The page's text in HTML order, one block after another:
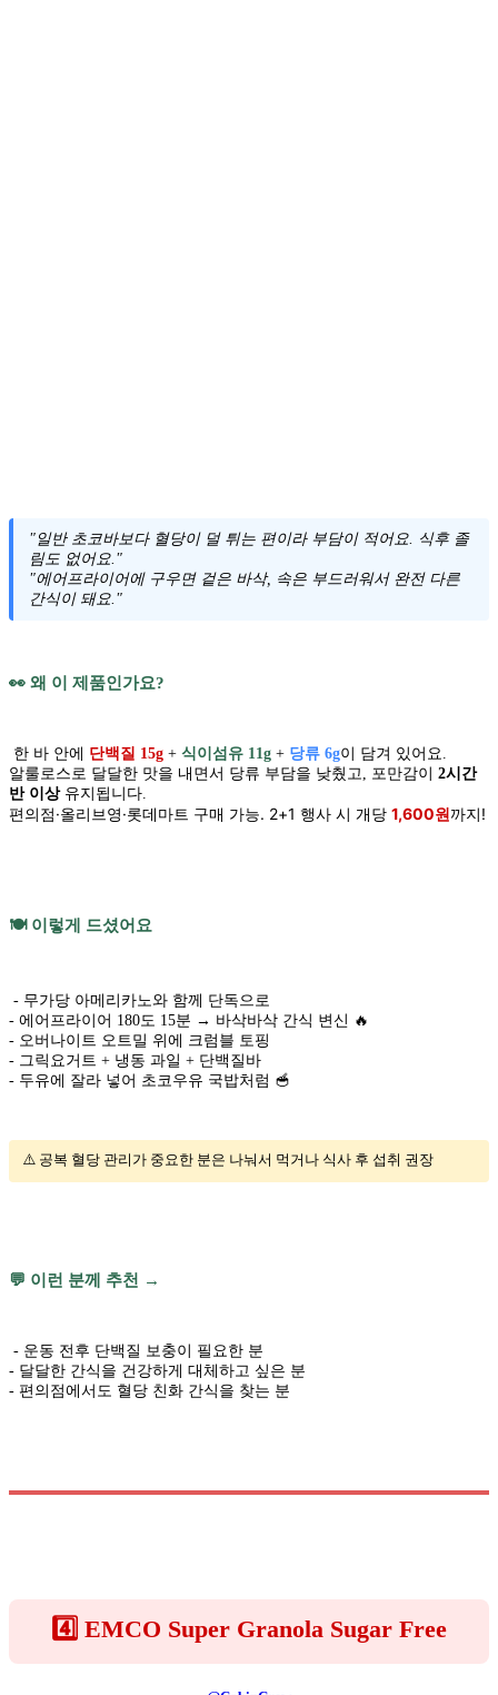
"일반 초코바보다 혈당이 덜 튀는 편이라 부담이 적어요. 식후 졸
림도 없어요."
"에어프라이어에 구우면 겉은 바삭, 속은 부드러워서 완전 다른
간식이 돼요."
👀 왜 이 제품인가요?
한 바 안에 단백질 15g + 식이섬유 11g + 당류 6g이 담겨 있어요.
알룰로스로 달달한 맛을 내면서 당류 부담을 낮췄고, 포만감이 2시간
반 이상유지됩니다.
편의점·올리브영·롯데마트 구매 가능. 2+1 행사 시 개당 1,600원까지!
🍽️ 이렇게 드셨어요
- 무가당 아메리카노와 함께 단독으로
- 에어프라이어 180도 15분 → 바삭바삭 간식 변신 🔥
- 오버나이트 오트밀 위에 크럼블 토핑
- 그릭요거트 + 냉동 과일 + 단백질바
- 두유에 잘라 넣어 초코우유 국밥처럼 🥣
⚠️ 공복 혈당 관리가 중요한 분은 나눠서 먹거나 식사 후 섭취 권장
💬 이런 분께 추천 →
- 운동 전후 단백질 보충이 필요한 분
- 달달한 간식을 건강하게 대체하고 싶은 분
- 편의점에서도 혈당 친화 간식을 찾는 분
4️⃣ EMCO Super Granola Sugar Free